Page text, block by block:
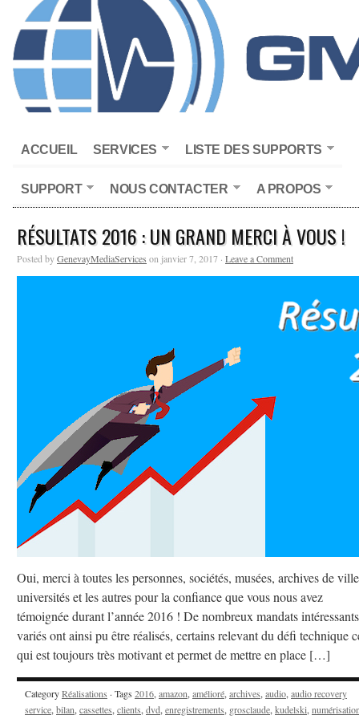
ACCUEIL SERVICES LISTE DES SUPPORTS
SUPPORT NOUS CONTACTER A PROPOS
RÉSULTATS 2016 : UN GRAND MERCI À VOUS !
Posted byGenevayMediaServices on janvier 7, 2017 · Leave a Comment
Oui, merci à toutes les personnes, sociétés, musées, archives de
universités et les autres pour la confiance que vous nous avez
témoignée durant l’année 2016 ! De nombreux mandats
variés ont ainsi pu être réalisés, certains relevant du défi technique
qui est toujours très motivant et permet de mettre en place […]
CategoryRéalisations · Tags 2016, amazon, amélioré, archives, audio, audio recovery
service, bilan, cassettes, clients, dvd, enregistrements, grosclaude, kudelski,